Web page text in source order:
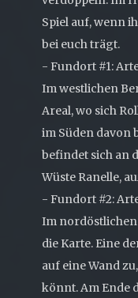
Spiel auf, wenn
bei euch trägt.
- Fundort #1:
Im westlichen
Areal, wo sich
im Süden davon
befindet sich an
Wüste Ranelle,
- Fundort #2:
Im nordöstlichen
die Karte. Eine
auf eine Wand
könnt. Am Ende